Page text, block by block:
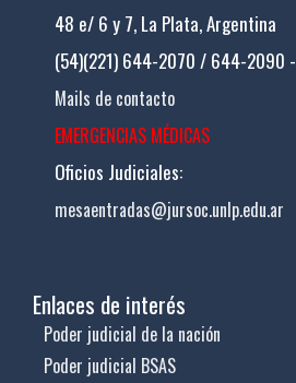
48 e/ 6 y 7, La Plata, Argentina
(54)(221) 644-2070 / 644-2090 -
Mails de contacto
EMERGENCIAS MÉDICAS
Oficios Judiciales:
mesaentradas@jursoc.unlp.edu.ar
Enlaces de interés
Poder judicial de la nación
Poder judicial BSAS